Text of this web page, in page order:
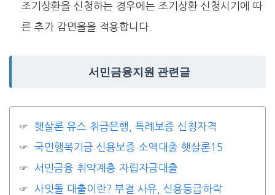
조기상환을 신청하는 경우에는 조기상환 신청시기에 따
른 추가 감면율을 적용합니다.
서민금융지원 관련글
햇살론 유스 취급은행, 특례보증 신청자격
국민행복기금 신용보증 소액대출 햇살론15
서민금융 취약계층 자립자금대출
사잇돌 대출이란? 부결 사유, 신용등급하락